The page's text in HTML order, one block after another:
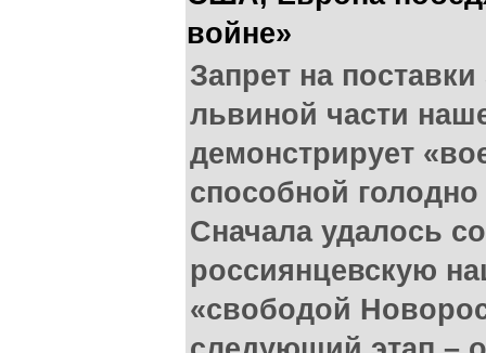
войне»
Запрет на
львиной части
демонстрирует
способной
Сначала удалось
россиянцевскую
«свободой